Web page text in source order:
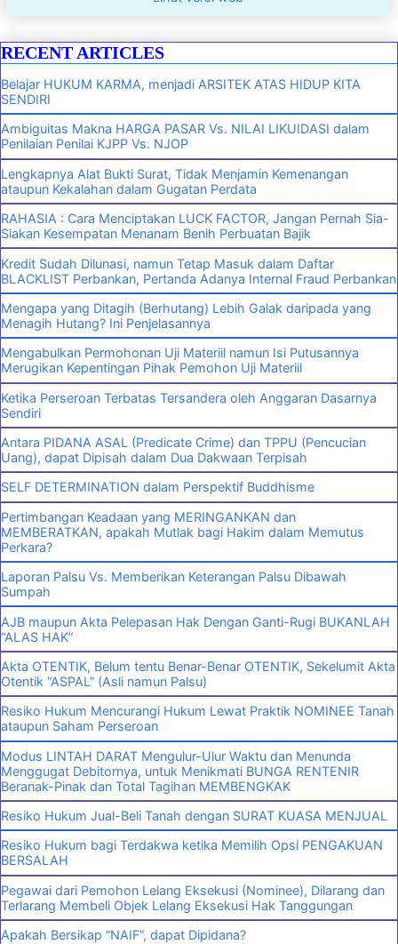
RECENT ARTICLES
Belajar HUKUM KARMA, menjadi ARSITEK ATAS HIDUP KITA
SENDIRI
Ambiguitas Makna HARGA PASAR Vs. NILAI LIKUIDASI dalam
Penilaian Penilai KJPP Vs. NJOP
Lengkapnya Alat Bukti Surat, Tidak Menjamin Kemenangan
ataupun Kekalahan dalam Gugatan Perdata
RAHASIA : Cara Menciptakan LUCK FACTOR, Jangan Pernah Sia-
Siakan Kesempatan Menanam Benih Perbuatan Bajik
Kredit Sudah Dilunasi, namun Tetap Masuk dalam Daftar
BLACKLIST Perbankan, Pertanda Adanya Internal Fraud Perbankan
Mengapa yang Ditagih (Berhutang) Lebih Galak daripada yang
Menagih Hutang? Ini Penjelasannya
Mengabulkan Permohonan Uji Materiil namun Isi Putusannya
Merugikan Kepentingan Pihak Pemohon Uji Materiil
Ketika Perseroan Terbatas Tersandera oleh Anggaran Dasarnya
Sendiri
Antara PIDANA ASAL (Predicate Crime) dan TPPU (Pencucian
Uang), dapat Dipisah dalam Dua Dakwaan Terpisah
SELF DETERMINATION dalam Perspektif Buddhisme
Pertimbangan Keadaan yang MERINGANKAN dan
MEMBERATKAN, apakah Mutlak bagi Hakim dalam Memutus
Perkara?
Laporan Palsu Vs. Memberikan Keterangan Palsu Dibawah
Sumpah
AJB maupun Akta Pelepasan Hak Dengan Ganti-Rugi BUKANLAH
“ALAS HAK”
Akta OTENTIK, Belum tentu Benar-Benar OTENTIK, Sekelumit Akta
Otentik “ASPAL” (Asli namun Palsu)
Resiko Hukum Mencurangi Hukum Lewat Praktik NOMINEE Tanah
ataupun Saham Perseroan
Modus LINTAH DARAT Mengulur-Ulur Waktu dan Menunda
Menggugat Debitornya, untuk Menikmati BUNGA RENTENIR
Beranak-Pinak dan Total Tagihan MEMBENGKAK
Resiko Hukum Jual-Beli Tanah dengan SURAT KUASA MENJUAL
Resiko Hukum bagi Terdakwa ketika Memilih Opsi PENGAKUAN
BERSALAH
Pegawai dari Pemohon Lelang Eksekusi (Nominee), Dilarang dan
Terlarang Membeli Objek Lelang Eksekusi Hak Tanggungan
Apakah Bersikap “NAIF”, dapat Dipidana?